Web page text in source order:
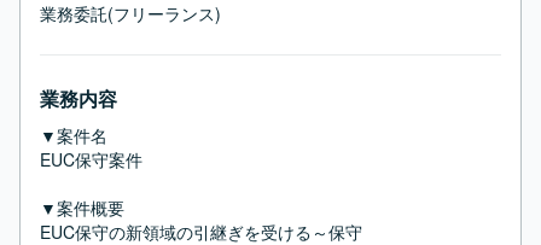
業務委託(フリーランス)
業務内容
▼案件名
EUC保守案件
▼案件概要
EUC保守の新領域の引継ぎを受ける～保守